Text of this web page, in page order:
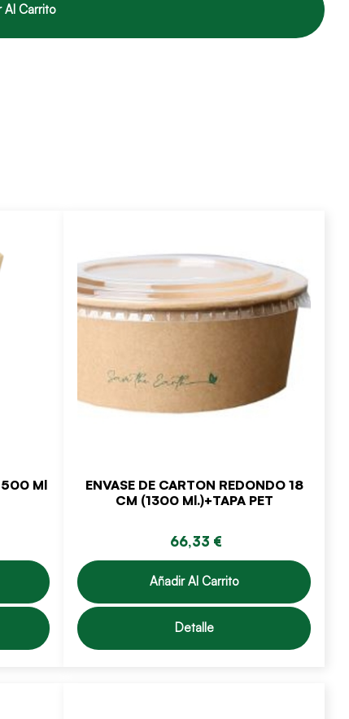
Al Carrito
500 Ml
ENVASE DE CARTON REDONDO 18
CM (1300 Ml.)+TAPA PET
66,33 €
Añadir Al Carrito
Detalle